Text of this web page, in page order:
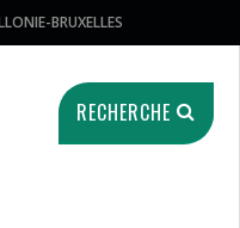
BRUXELLES
RECHERCHE